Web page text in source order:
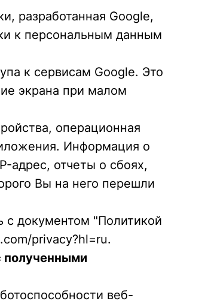
разработанная Google,
к персональным данным
к сервисам Google. Это
экрана при малом
операционная
Информация о
адрес, отчеты о сбоях,
Вы на него перешли
с документом "Политикой
privacy?hl=ru.
полученными
веб-